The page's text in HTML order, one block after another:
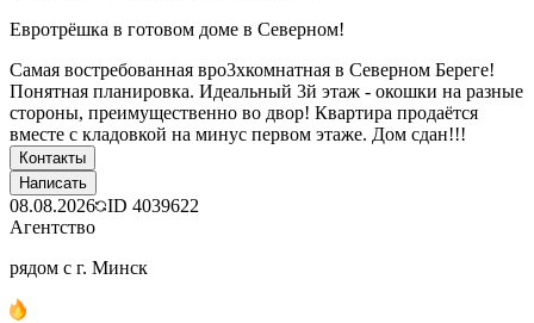
Евротрёшка в готовом доме в Северном!
Самая востребованная вро3хкомнатная в Северном Береге!
Понятная планировка. Идеальный 3й этаж - окошки на разные
стороны, преимущественно во двор! Квартира продаётся
вместе с кладовкой на минус первом этаже. Дом сдан!!!
Контакты
Написать
08.08.2026 ID 4039622
Агентство
рядом с г. Минск